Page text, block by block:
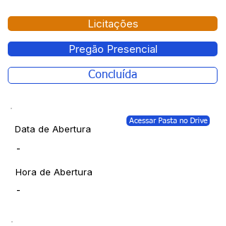
Licitações
Pregão Presencial
Concluída
Data de Abertura
Acessar Pasta no Drive
-
Hora de Abertura
-